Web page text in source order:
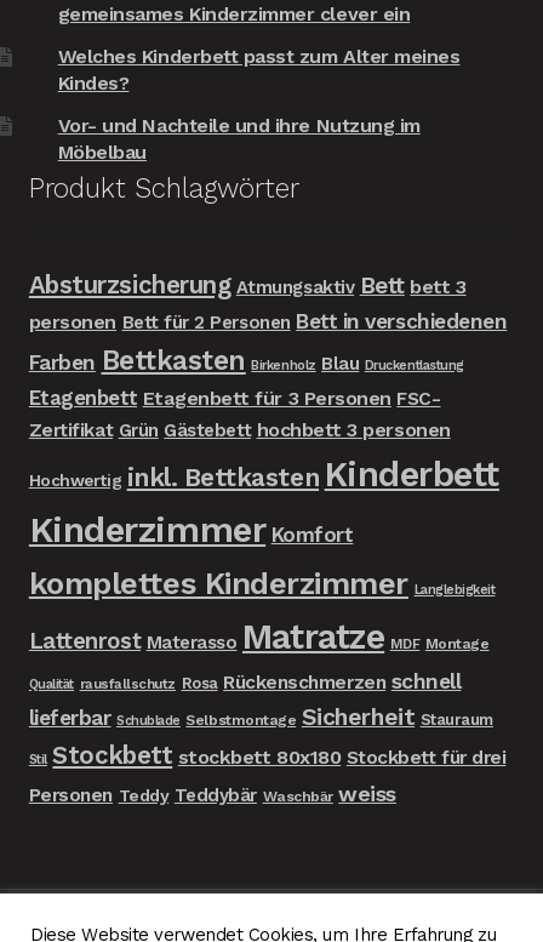
gemeinsames Kinderzimmer clever ein
Welches Kinderbett passt zum Alter meines
Kindes?
Vor- und Nachteile und ihre Nutzung im
Möbelbau
Produkt Schlagwörter
Absturzsicherung Atmungsaktiv Bett bett 3
personen Bett für 2 Personen Bett in verschiedenen
Farben Bettkasten Birkenholz Blau Druckentlastung
Etagenbett Etagenbett für 3 Personen FSC-
Zertifikat Grün Gästebett hochbett 3 personen
Hochwertig inkl. Bettkasten Kinderbett
Kinderzimmer Komfort
komplettes Kinderzimmer Langlebigkeit
Lattenrost Materasso Matratze MDF Montage
Qualität rausfallschutz Rosa Rückenschmerzen schnell
lieferbar Schublade Selbstmontage Sicherheit Stauraum
Stil Stockbett stockbett 80x180 Stockbett für drei
Personen Teddy Teddybär Waschbär weiss
Diese Website verwendet Cookies, um Ihre Erfahrung zu